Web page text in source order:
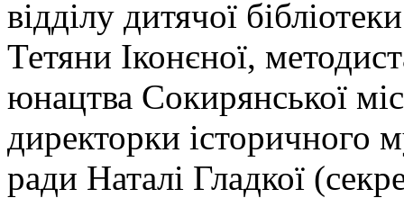
відділу дитячої
Тетяни Іконєної,
юнацтва Сокирянської
директорки історичного
ради Наталі Гладкої